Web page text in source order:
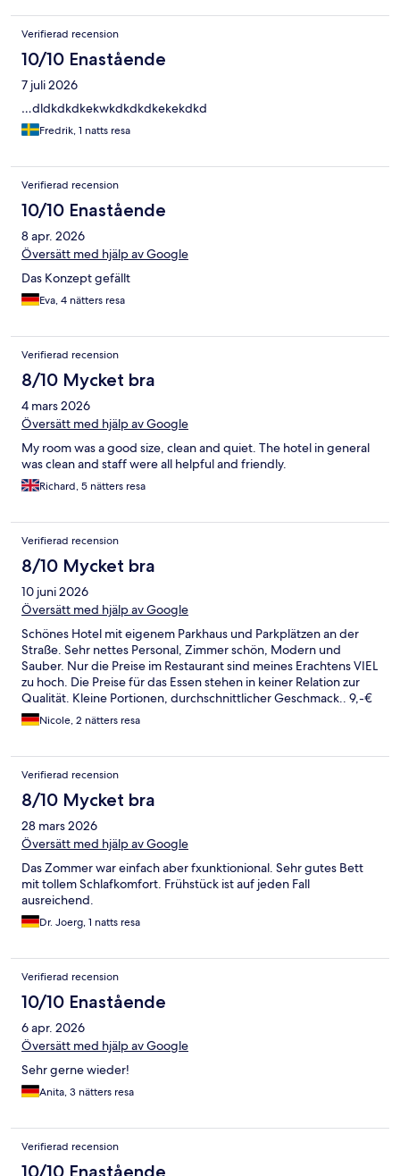
Verifierad recension
10/10 Enastående
7 juli 2026
…dldkdkdkekwkdkdkdkekekdkd
Fredrik, 1 natts resa
Verifierad recension
10/10 Enastående
8 apr. 2026
Översätt med hjälp av Google
Das Konzept gefällt
Eva, 4 nätters resa
Verifierad recension
8/10 Mycket bra
4 mars 2026
Översätt med hjälp av Google
My room was a good size, clean and quiet. The hotel in general
was clean and staff were all helpful and friendly.
Richard, 5 nätters resa
Verifierad recension
8/10 Mycket bra
10 juni 2026
Översätt med hjälp av Google
Schönes Hotel mit eigenem Parkhaus und Parkplätzen an der
Straße. Sehr nettes Personal, Zimmer schön, Modern und
Sauber. Nur die Preise im Restaurant sind meines Erachtens VIEL
zu hoch. Die Preise für das Essen stehen in keiner Relation zur
Qualität. Kleine Portionen, durchschnittlicher Geschmack.. 9,-€
für ein Glas Wein, 4,-€ für eine kleine Flasche Wasser.....naja...
Nicole, 2 nätters resa
Verifierad recension
8/10 Mycket bra
28 mars 2026
Översätt med hjälp av Google
Das Zommer war einfach aber fxunktionional. Sehr gutes Bett
mit tollem Schlafkomfort. Frühstück ist auf jeden Fall
ausreichend.
Dr. Joerg, 1 natts resa
Verifierad recension
10/10 Enastående
6 apr. 2026
Översätt med hjälp av Google
Sehr gerne wieder!
Anita, 3 nätters resa
Verifierad recension